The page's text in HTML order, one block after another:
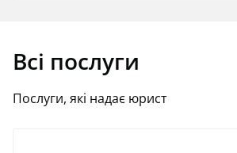
Всі послуги
Послуги, які надає юрист